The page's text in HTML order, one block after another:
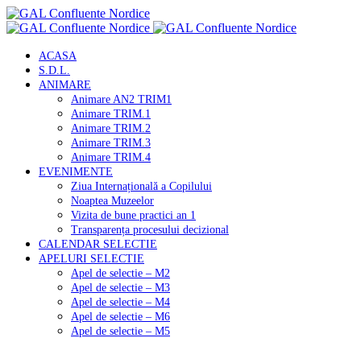
ACASA
S.D.L.
ANIMARE
Animare AN2 TRIM1
Animare TRIM.1
Animare TRIM.2
Animare TRIM.3
Animare TRIM.4
EVENIMENTE
Ziua Internațională a Copilului
Noaptea Muzeelor
Vizita de bune practici an 1
Transparența procesului decizional
CALENDAR SELECTIE
APELURI SELECTIE
Apel de selectie – M2
Apel de selectie – M3
Apel de selectie – M4
Apel de selectie – M6
Apel de selectie – M5